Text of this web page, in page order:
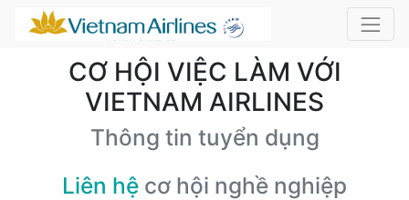
CƠ HỘI VIỆC LÀM VỚI
VIETNAM AIRLINES
Thông tin tuyển dụng
Liên hệ cơ hội nghề nghiệp